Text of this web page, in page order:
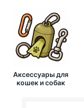
Аксессуары для
кошек и собак